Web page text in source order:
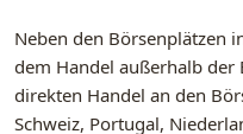
Neben den Börsenplätzen
dem Handel außerhalb der
direkten Handel an den
Schweiz, Portugal,